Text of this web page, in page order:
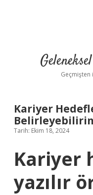
Geçmişten
Kariyer
Tarih: Ekim 18, 2024
Kariyer
yazılır